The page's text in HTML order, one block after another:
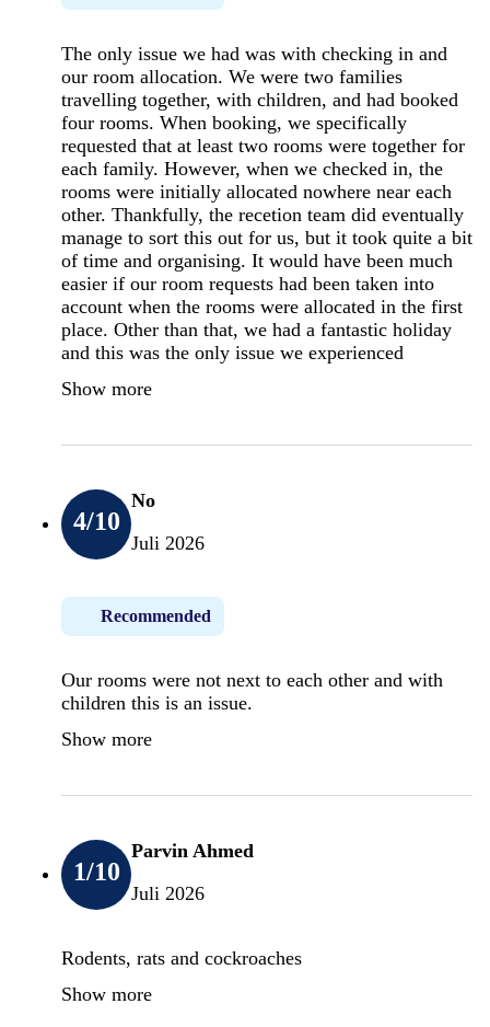
The only issue we had was with checking in and
our room allocation. We were two families
travelling together, with children, and had booked
four rooms. When booking, we specifically
requested that at least two rooms were together for
each family. However, when we checked in, the
rooms were initially allocated nowhere near each
other. Thankfully, the recetion team did eventually
manage to sort this out for us, but it took quite a bit
of time and organising. It would have been much
easier if our room requests had been taken into
account when the rooms were allocated in the first
place. Other than that, we had a fantastic holiday
and this was the only issue we experienced
Show more
4/10
No
Juli 2026
Recommended
Our rooms were not next to each other and with
children this is an issue.
Show more
1/10
Parvin Ahmed
Juli 2026
Rodents, rats and cockroaches
Show more